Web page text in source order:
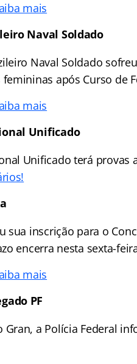
mais
Naval Soldado
Naval Soldado
após Curso de
mais
Unificado
Unificado terá
sua inscrição para o
encerra nesta sexta-
mais
PF
Gran, a Polícia Federal